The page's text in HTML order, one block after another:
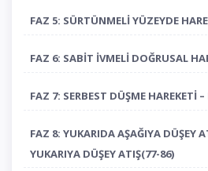
FAZ 5: SÜRTÜNMELİ YÜZEYDE
FAZ 6: SABİT İVMELİ DOĞRUSAL
FAZ 7: SERBEST DÜŞME HAREKETİ
FAZ 8: YUKARIDA AŞAĞIYA DÜŞEY
YUKARIYA DÜŞEY ATIŞ(77-86)